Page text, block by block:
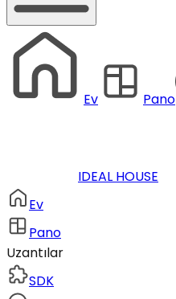
Ev Pano
IDEAL HOUSE
Ev
Pano
Uzantılar
SDK